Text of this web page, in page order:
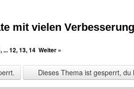
mit vielen
, ...12,13,14 Weiter »
Dieses Thema ist gesperrt,